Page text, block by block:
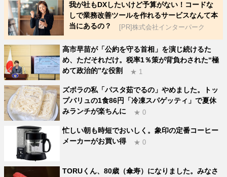
我が社もDXしたいけど予算がない！コードな
しで業務改善ツールを作れるサービスなんて本
当にあるの？
[PR]株式会社インターパーク
高市早苗が「公約を守る首相」を演じ続けるた
め、ただそれだけ。税率1％策が背負わされた“極
めて政治的”な役割
★ 1
ズボラの私「パスタ茹でるの」やめました。トッ
プバリュの1食86円「冷凍スパゲッティ」で夏休
みランチが楽ちんに
★ 0
忙しい朝も時短でおいしく。象印の定番コーヒー
メーカーがお買い得
★ 0
TORUくん、80歳（傘寿）になりました。みなさ